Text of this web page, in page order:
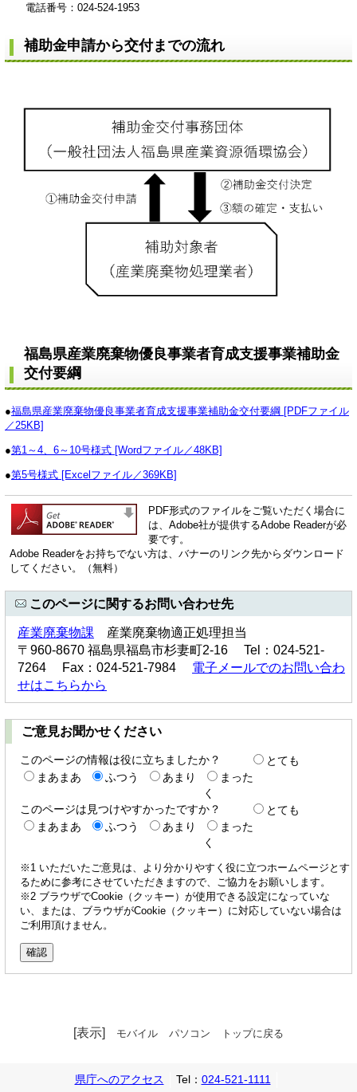
電話番号：024-524-1953
補助金申請から交付までの流れ
福島県産業廃棄物優良事業者育成支援事業補助金
交付要綱
●福島県産業廃棄物優良事業者育成支援事業補助金交付要綱 [PDFファイル
／25KB]
●第1～4、6～10号様式 [Wordファイル／48KB]
●第5号様式 [Excelファイル／369KB]
PDF形式のファイルをご覧いただく場合に
は、Adobe社が提供するAdobe Readerが必
要です。
Adobe Readerをお持ちでない方は、バナーのリンク先からダウンロード
してください。（無料）
このページに関するお問い合わせ先
産業廃棄物課 産業廃棄物適正処理担当
〒960-8670 福島県福島市杉妻町2-16 Tel：024-521-
7264 Fax：024-521-7984 電子メールでのお問い合わ
せはこちらから
ご意見お聞かせください
このページの情報は役に立ちましたか？
とても
まあまあ
ふつう あまり
まった
く
このページは見つけやすかったですか？
とても
まあまあ
ふつう あまり
まった
く
※1 いただいたご意見は、より分かりやすく役に立つホームページとす
るために参考にさせていただきますので、ご協力をお願いします。
※2 ブラウザでCookie（クッキー）が使用できる設定になっていな
い、または、ブラウザがCookie（クッキー）に対応していない場合は
ご利用頂けません。
[表示] モバイル パソコン トップに戻る
県庁へのアクセス Tel： 024-521-1111